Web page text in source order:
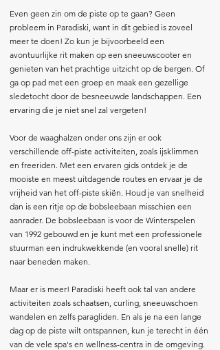
Even geen zin om de piste op te gaan? Geen
probleem in Paradiski, want in dit gebied is zoveel
meer te doen! Zo kun je bijvoorbeeld een
avontuurlijke rit maken op een sneeuwscooter en
genieten van het prachtige uitzicht op de bergen. Of
ga op pad met een groep en maak een gezellige
sledetocht door de besneeuwde landschappen. Een
ervaring die je niet snel zal vergeten!
Voor de waaghalzen onder ons zijn er ook
verschillende off-piste activiteiten, zoals ijsklimmen
en freeriden. Met een ervaren gids ontdek je de
mooiste en meest uitdagende routes en ervaar je de
vrijheid van het off-piste skiën. Houd je van snelheid
dan is een ritje op de bobsleebaan misschien een
aanrader. De bobsleebaan is voor de Winterspelen
van 1992 gebouwd en je kunt met een professionele
stuurman een indrukwekkende (en vooral snelle) rit
naar beneden maken.
Maar er is meer! Paradiski heeft ook tal van andere
activiteiten zoals schaatsen, curling, sneeuwschoen
wandelen en zelfs paragliden. En als je na een lange
dag op de piste wilt ontspannen, kun je terecht in één
van de vele spa's en wellness-centra in de omgeving.